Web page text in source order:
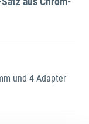
und 4 Adapter